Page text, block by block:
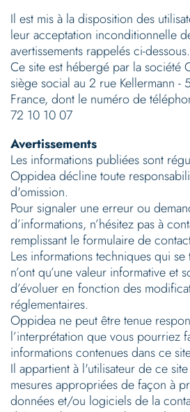
Il est mis à la disposition des
leur acceptation inconditionnelle
avertissements rappelés ci-dessous.
Ce site est hébergé par la société
siège social au 2 rue Kellermann -
France, dont le numéro de
72 10 10 07
Avertissements
Les informations publiées sont
Oppidea décline toute
d'omission.
Pour signaler une erreur ou
d’informations, n’hésitez pas à
remplissant le formulaire de
Les informations techniques qui
n’ont qu’une valeur informative et
d’évoluer en fonction des
réglementaires.
Oppidea ne peut être tenue
l’interprétation que vous pourriez
informations contenues dans ce
Il appartient à l'utilisateur de ce
mesures appropriées de façon à
données et/ou logiciels de la